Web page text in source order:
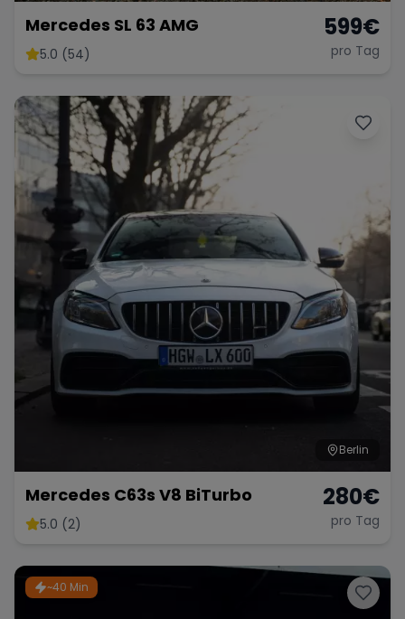
Mercedes SL 63 AMG
5.0 (54)
599€
pro Tag
Berlin
Mercedes C63s V8 BiTurbo
5.0 (2)
280€
pro Tag
~40 Min